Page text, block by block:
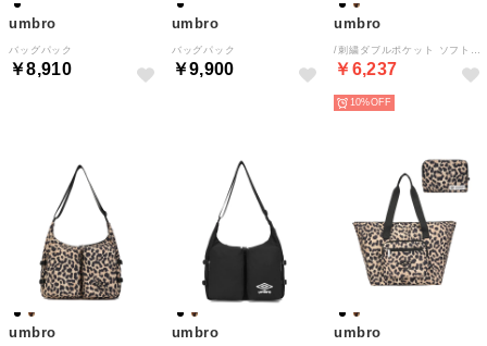
umbro
バッグパック
￥8,910
umbro
バッグパック
￥9,900
umbro
￥6,237
10%
umbro umbro umbro